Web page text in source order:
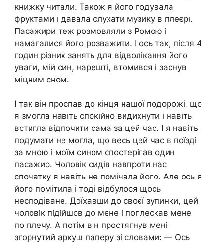
книжку читали. Також я його годувала
фруктами і давала слухати музику в плеєрі.
Пасажири теж розмовляли з Ромою і
намагалися його розважити. І ось так, після 4
годин різних занять для відволікання його
уваги, мій син, нарешті, втомився і заснув
міцним сном.
І так він проспав до кінця нашої подорожі, що
я змогла навіть спокійно видихнути і навіть
встигла відпочити сама за цей час. І я навіть
подумати не могла, що весь цей час в поїзді
за мною і моїм сином спостерігав один
пасажир. Чоловік сидів навпроти нас і
спочатку я навіть не помічала його. Але ось я
його помітила і тоді відбулося щось
несподіване. Доїхавши до своєї зупинки, цей
чоловік підійшов до мене і поплескав мене
по плечу. A потім він простягнув мені
згорнутий аркуш паперу зі словами: — Ось